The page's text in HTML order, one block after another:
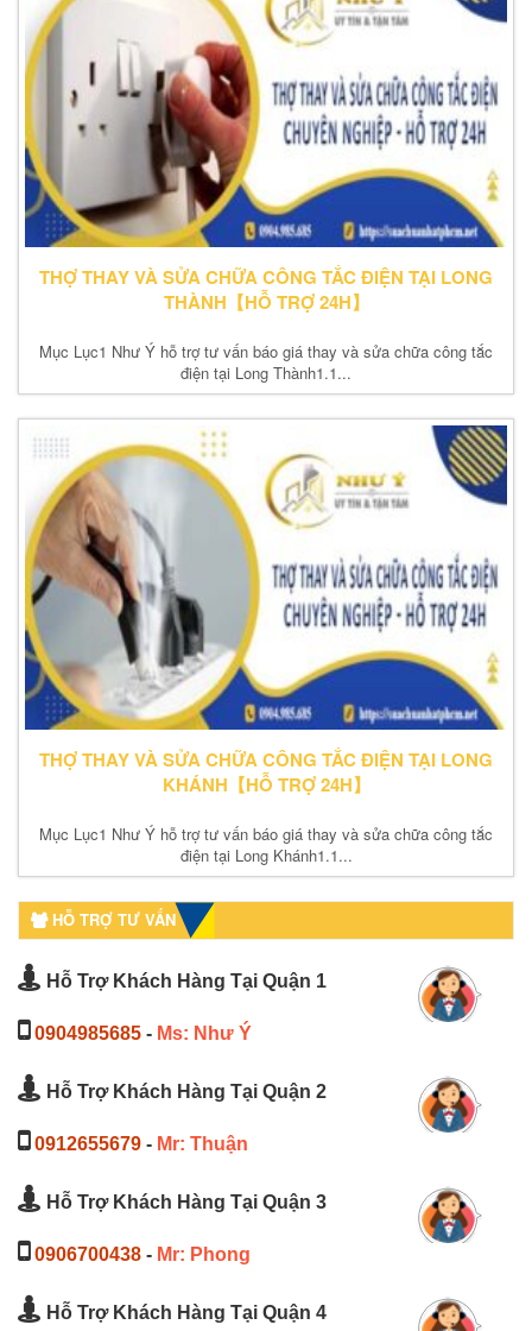
THỢ THAY VÀ SỬA CHỮA CÔNG TẮC ĐIỆN TẠI LONG
THÀNH【HỖ TRỢ 24H】
Mục Lục1 Như Ý hỗ trợ tư vấn báo giá thay và sửa chữa công tắc
điện tại Long Thành1.1...
THỢ THAY VÀ SỬA CHỮA CÔNG TẮC ĐIỆN TẠI LONG
KHÁNH【HỖ TRỢ 24H】
Mục Lục1 Như Ý hỗ trợ tư vấn báo giá thay và sửa chữa công tắc
điện tại Long Khánh1.1...
HỖ TRỢ TƯ VẤN
Hỗ Trợ Khách Hàng Tại Quận 1
0904985685 - Ms: Như Ý
Hỗ Trợ Khách Hàng Tại Quận 2
0912655679 - Mr: Thuận
Hỗ Trợ Khách Hàng Tại Quận 3
0906700438 - Mr: Phong
Hỗ Trợ Khách Hàng Tại Quận 4